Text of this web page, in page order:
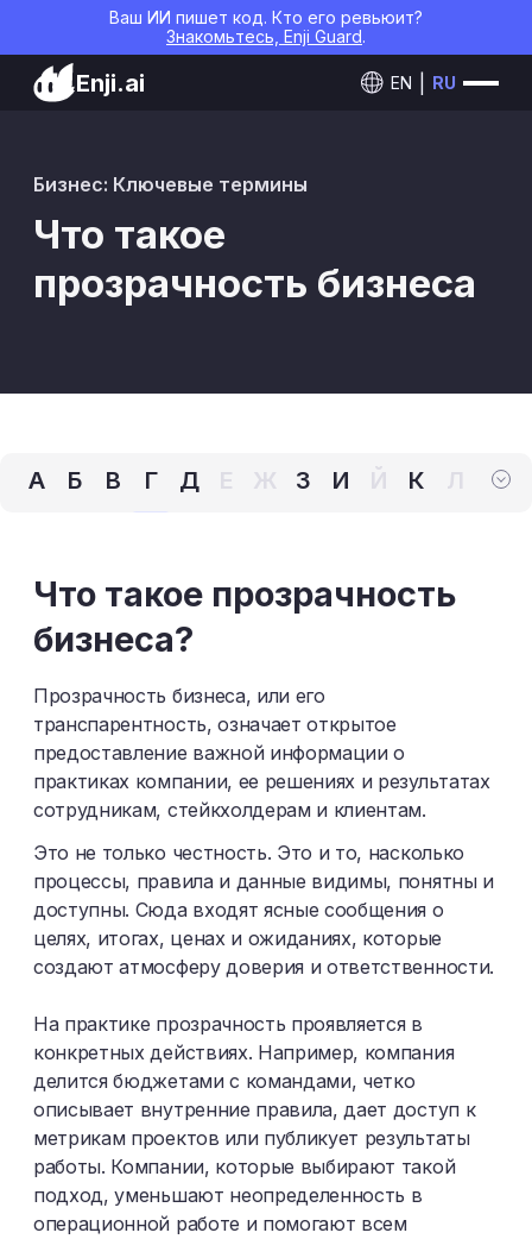
Ваш ИИ пишет код. Кто его ревьюит?
Знакомьтесь, Enji Guard.
Enji.ai EN RU
Бизнес: Ключевые термины
Что такое
прозрачность бизнеса
А Б В Г Д Е Ж З И Й К
Л
Что такое прозрачность
бизнеса?
Прозрачность бизнеса, или его
транспарентность, означает открытое
предоставление важной информации о
практиках компании, ее решениях и результатах
сотрудникам, стейкхолдерам и клиентам.
Это не только честность. Это и то, насколько
процессы, правила и данные видимы, понятны и
доступны. Сюда входят ясные сообщения о
целях, итогах, ценах и ожиданиях, которые
создают атмосферу доверия и ответственности.
На практике прозрачность проявляется в
конкретных действиях. Например, компания
делится бюджетами с командами, четко
описывает внутренние правила, дает доступ к
метрикам проектов или публикует результаты
работы. Компании, которые выбирают такой
подход, уменьшают неопределенность в
операционной работе и помогают всем